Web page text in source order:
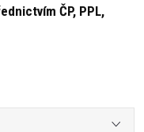
ČP, PPL,